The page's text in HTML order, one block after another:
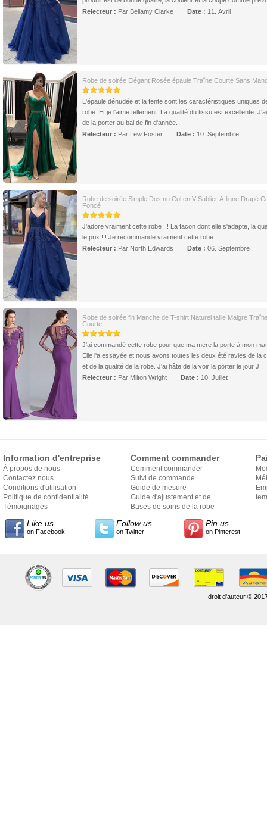
Relecteur : Par Bellamy Clarke Date : 11. Avril
Robe de soirée Elégant Rosée épaule Traîne Courte Sans
L'épaule dénudée et la fente sont les caractéristiques uniques
robe. Et je l'aime tellement. La qualité du tissu est excellente.
de la porter au bal de fin d'année.
Relecteur : Par Lew Foster Date : 10. Septembre
Robe de soirée Simple Dos nu Col en V Sablier A-ligne Drapé
Foncé
J'adore vraiment cette robe !!! La façon dont elle s'adapte, la
le prix !!! Je recommande vraiment cette robe !
Relecteur : Par North Edwards Date : 06. Septembre
Robe de soirée fin Manche de T-shirt Naturel taille Maigre
Courte
J'ai commandé cette robe pour que ma mère la porte à mon
Elle l'a essayée et nous avons toutes les deux été ravies de la
et de la qualité de la robe. J'ai hâte de la voir la porter le jour J !
Relecteur : Par Milton Wright Date : 10. Juillet
Information d'entreprise
À propos de nous
Contactez nous
Conditions d'utilisation
Politique de confidentialité
Témoignages
Comment commander
Comment commander
Suivi de commande
Guide de mesure
Guide d'ajustement et de
style
Bases de soins de la robe
Like us
on Facebook
Follow us
on Twitter
Pin us
on Pinterest
droit d'auteur ©